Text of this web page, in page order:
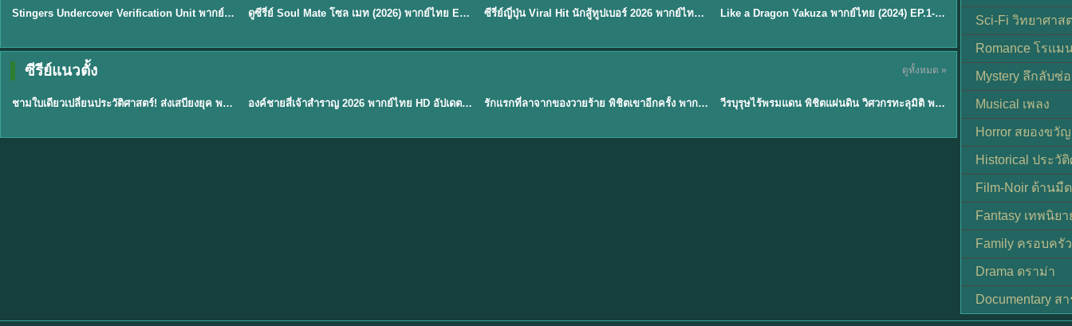
EP.11Stingers Undercover Verification Unit พากย์ไทย EP1-11 HD ฟรี ★8 EP.8ดูซีรี่ย์ Soul Mate โซล เมท (2026) พากย์ไทย EP.1-8 (จบ) ★7.9 EP.6ซีรี่ย์ญี่ปุ่น Viral Hit นักสู้ทูปเบอร์ 2026 พากย์ไทย EP.1-6 ★7 EP.6Like a Dragon Yakuza พากย์ไทย (2024) EP.1-6 (จบ)
ซีรีย์แนวตั้ง ดูทั้งหมด »
EP.1
พากย์ไทย
ชามใบเดียวเปลี่ยนประวัติศาสตร์! ส่งเสบียงยุค พากย์ไทย EP.1องค์ชายสี่เจ้าสำราญ 2026 พากย์ไทย HD อัปเดตล่าสุด ดูออนไลน์ EP.1รักแรกที่ลาจากของวายร้าย พิชิตเขาอีกครั้ง พากย์ไทย EP.1วีรบุรุษไร้พรมแดน พิชิตแผ่นดิน วิศวกรทะลุมิติ พลิกแผ่นดิน
Sci-Fi วิทยาศาส
Romance โรแม
Mystery ลึกลับซ่
Musical เพลง
Horror สยองขวัญ
Historical ประวั
Film-Noir ด้านมื
Fantasy เทพนิยา
Family ครอบครัว
Drama ดราม่า
Documentary ส